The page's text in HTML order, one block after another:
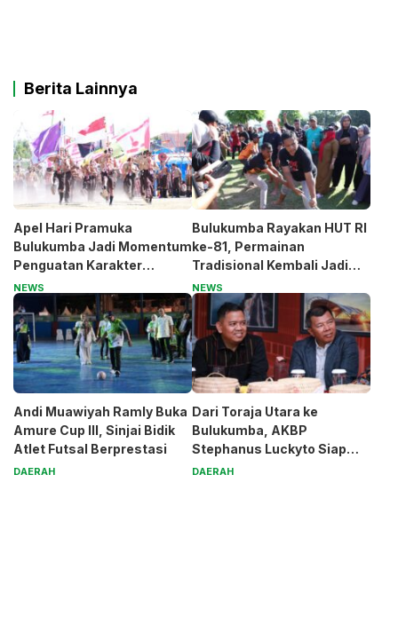
Berita Lainnya
Apel Hari Pramuka
Bulukumba Jadi Momentum
Penguatan Karakter
Generasi Muda
NEWS
Bulukumba Rayakan HUT RI
ke-81, Permainan
Tradisional Kembali Jadi
Magnet
NEWS
Andi Muawiyah Ramly Buka
Amure Cup III, Sinjai Bidik
Atlet Futsal Berprestasi
DAERAH
Dari Toraja Utara ke
Bulukumba, AKBP
Stephanus Luckyto Siap
Jaga Kamtibmas
DAERAH